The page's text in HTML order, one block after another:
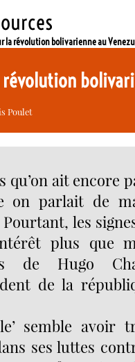
la révolution bolivarienne au
Poulet
qu’on ait encore
on parlait de
Pourtant, les
plus que
de Hugo
de la
semble
ses luttes